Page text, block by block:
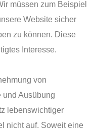
müssen zum Beispiel
Website sicher
zu können. Diese
Interesse.
von
und Ausübung
lebenswichtiger
nicht auf. Soweit eine